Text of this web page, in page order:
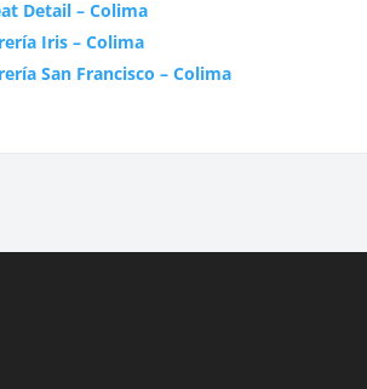
Detail – Colima
Iris – Colima
San Francisco – Colima